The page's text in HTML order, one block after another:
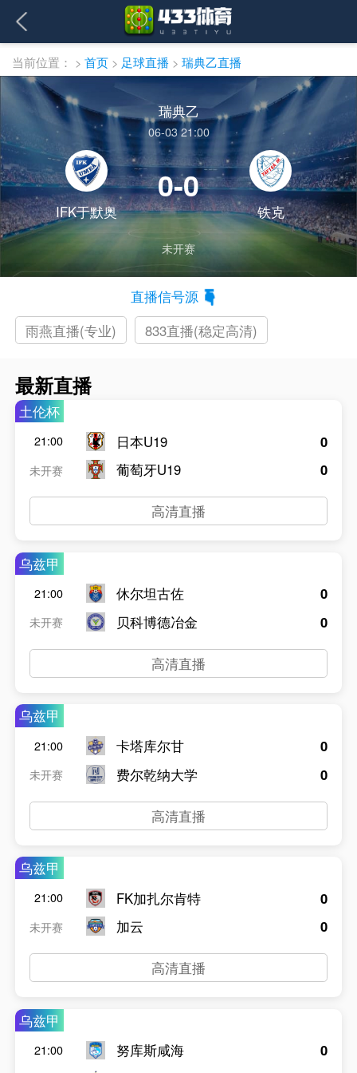
当前位置： > 首页 > 足球直播 > 瑞典乙直播
瑞典乙
06-03 21:00
IFK于默奥
0-0
铁克
未开赛
直播信号源
雨燕直播(专业)
833直播(稳定高清)
最新直播
土伦杯
21:00
未开赛
日本U19
葡萄牙U19
0
0
高清直播
乌兹甲
21:00
未开赛
休尔坦古佐
贝科博德冶金
0
0
高清直播
乌兹甲
21:00
未开赛
卡塔库尔甘
费尔乾纳大学
0
0
高清直播
乌兹甲
21:00
未开赛
FK加扎尔肯特
加云
0
0
高清直播
乌兹甲
21:00
努库斯咸海
0